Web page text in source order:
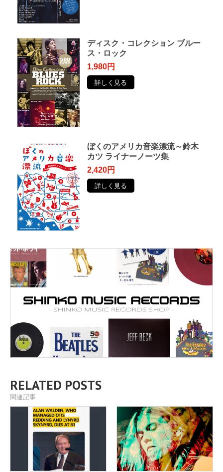
ディスク・コレクション ブルー
ス・ロック
1,980円
詳しく見る
ぼくのアメリカ音楽漂流～鈴木
カツ ライナーノーツ集
2,420円
詳しく見る
RELATED POSTS
関連記事